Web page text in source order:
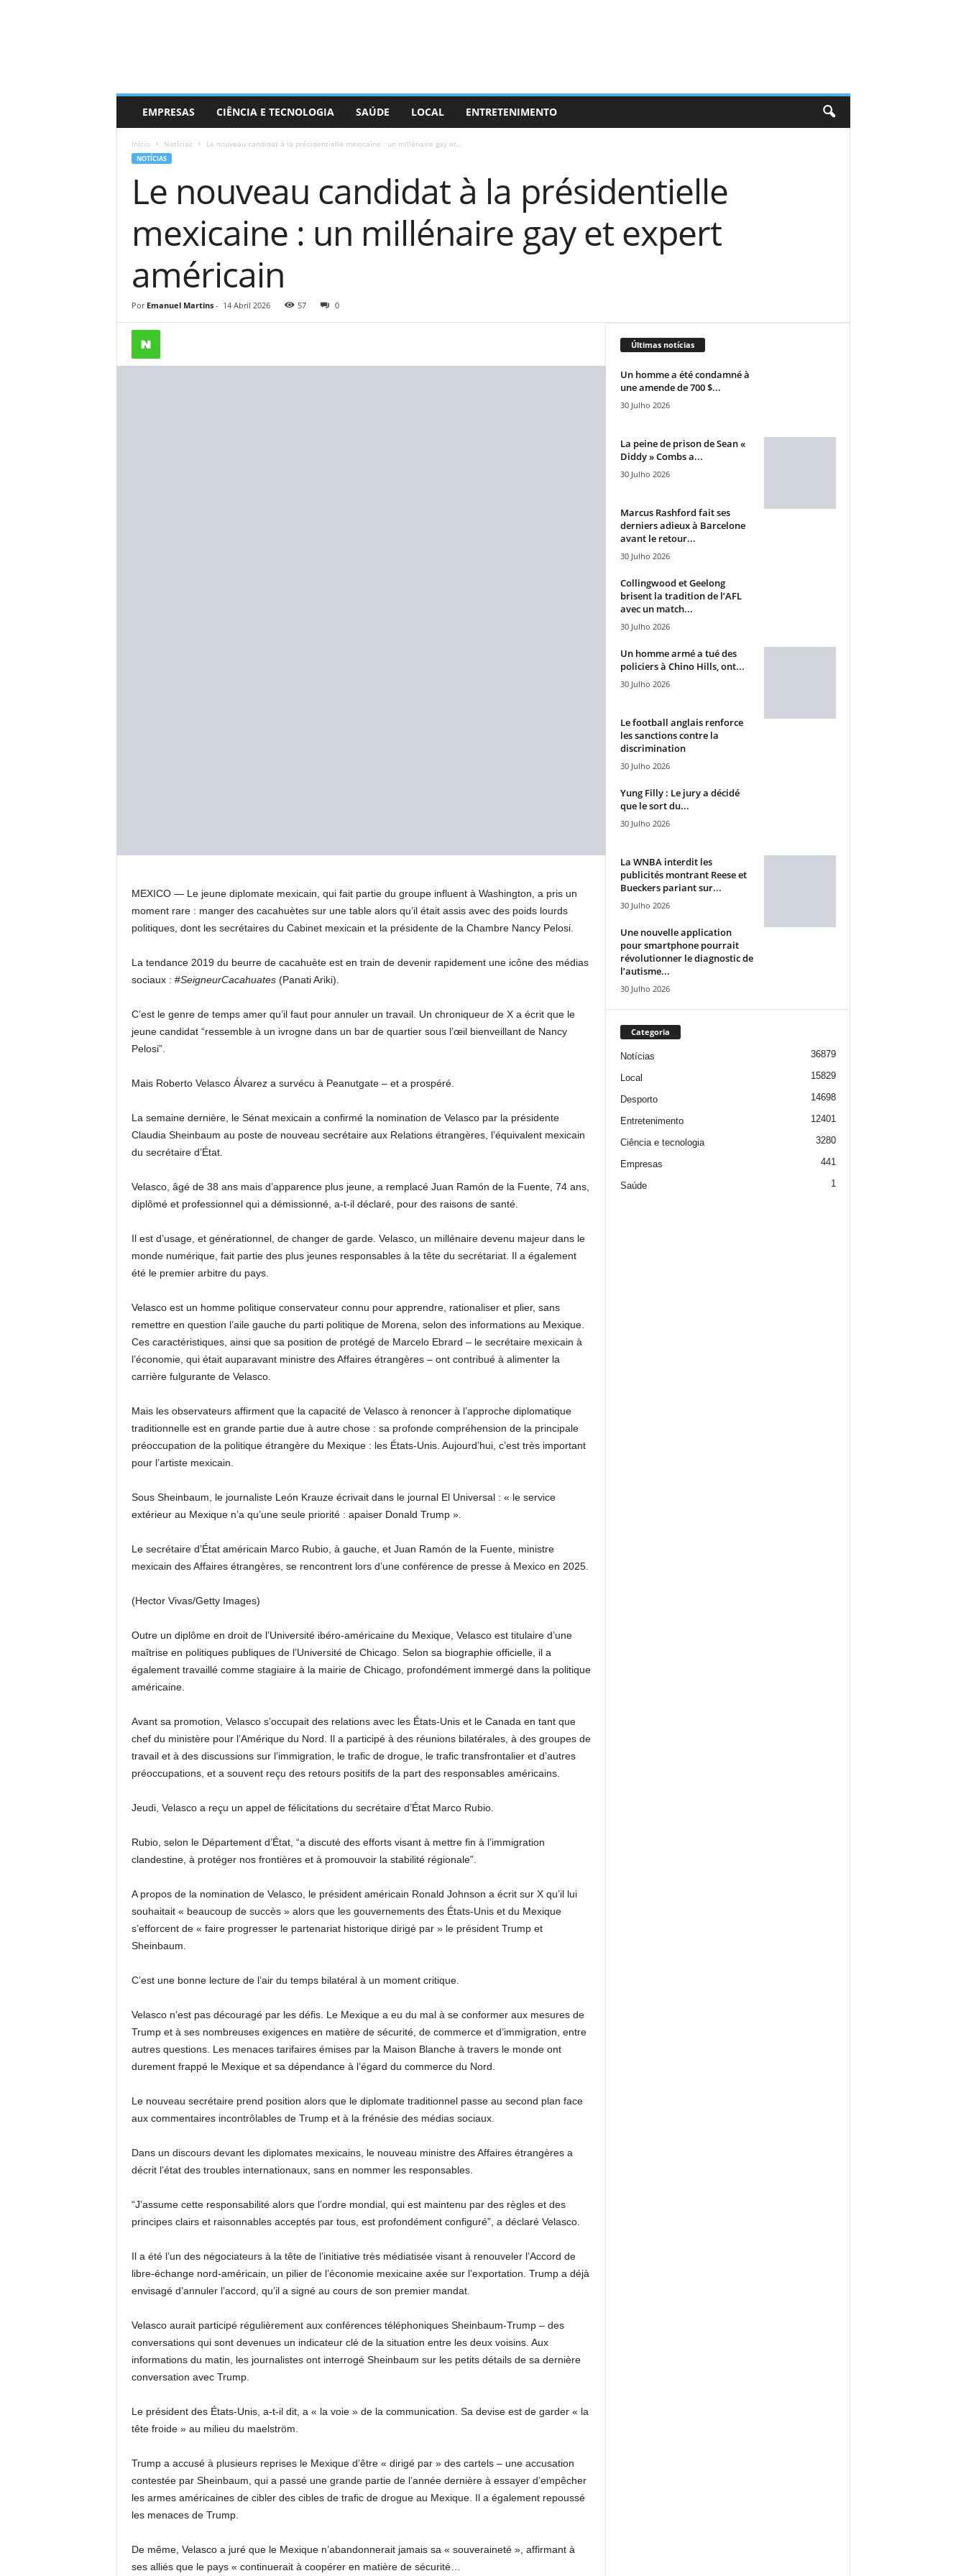
EMPRESAS CIÊNCIA E TECNOLOGIA SAÚDE LOCAL ENTRETENIMENTO
Início Notícias Le nouveau candidat à la présidentielle mexicaine : un millénaire gay et...
NOTÍCIAS
Le nouveau candidat à la présidentielle
mexicaine : un millénaire gay et expert
américain
Por Emanuel Martins- 14 Abril 2026 57 0
MEXICO — Le jeune diplomate mexicain, qui fait partie du groupe influent à Washington, a pris un
moment rare : manger des cacahuètes sur une table alors qu’il était assis avec des poids lourds
politiques, dont les secrétaires du Cabinet mexicain et la présidente de la Chambre Nancy Pelosi.
La tendance 2019 du beurre de cacahuète est en train de devenir rapidement une icône des médias
sociaux : #SeigneurCacahuates(Panati Ariki).
C’est le genre de temps amer qu’il faut pour annuler un travail. Un chroniqueur de X a écrit que le
jeune candidat “ressemble à un ivrogne dans un bar de quartier sous l’œil bienveillant de Nancy
Pelosi”.
Mais Roberto Velasco Álvarez a survécu à Peanutgate – et a prospéré.
La semaine dernière, le Sénat mexicain a confirmé la nomination de Velasco par la présidente
Claudia Sheinbaum au poste de nouveau secrétaire aux Relations étrangères, l’équivalent mexicain
du secrétaire d’État.
Velasco, âgé de 38 ans mais d’apparence plus jeune, a remplacé Juan Ramón de la Fuente, 74 ans,
diplômé et professionnel qui a démissionné, a-t-il déclaré, pour des raisons de santé.
Il est d’usage, et générationnel, de changer de garde. Velasco, un millénaire devenu majeur dans le
monde numérique, fait partie des plus jeunes responsables à la tête du secrétariat. Il a également
été le premier arbitre du pays.
Velasco est un homme politique conservateur connu pour apprendre, rationaliser et plier, sans
remettre en question l’aile gauche du parti politique de Morena, selon des informations au Mexique.
Ces caractéristiques, ainsi que sa position de protégé de Marcelo Ebrard – le secrétaire mexicain à
l’économie, qui était auparavant ministre des Affaires étrangères – ont contribué à alimenter la
carrière fulgurante de Velasco.
Mais les observateurs affirment que la capacité de Velasco à renoncer à l’approche diplomatique
traditionnelle est en grande partie due à autre chose : sa profonde compréhension de la principale
préoccupation de la politique étrangère du Mexique : les États-Unis. Aujourd’hui, c’est très important
pour l’artiste mexicain.
Sous Sheinbaum, le journaliste León Krauze écrivait dans le journal El Universal : « le service
extérieur au Mexique n’a qu’une seule priorité : apaiser Donald Trump ».
Le secrétaire d’État américain Marco Rubio, à gauche, et Juan Ramón de la Fuente, ministre
mexicain des Affaires étrangères, se rencontrent lors d’une conférence de presse à Mexico en 2025.
(Hector Vivas/Getty Images)
Outre un diplôme en droit de l’Université ibéro-américaine du Mexique, Velasco est titulaire d’une
maîtrise en politiques publiques de l’Université de Chicago. Selon sa biographie officielle, il a
également travaillé comme stagiaire à la mairie de Chicago, profondément immergé dans la politique
américaine.
Avant sa promotion, Velasco s’occupait des relations avec les États-Unis et le Canada en tant que
chef du ministère pour l’Amérique du Nord. Il a participé à des réunions bilatérales, à des groupes de
travail et à des discussions sur l’immigration, le trafic de drogue, le trafic transfrontalier et d’autres
préoccupations, et a souvent reçu des retours positifs de la part des responsables américains.
Jeudi, Velasco a reçu un appel de félicitations du secrétaire d’État Marco Rubio.
Rubio, selon le Département d’État, “a discuté des efforts visant à mettre fin à l’immigration
clandestine, à protéger nos frontières et à promouvoir la stabilité régionale”.
A propos de la nomination de Velasco, le président américain Ronald Johnson a écrit sur X qu’il lui
souhaitait « beaucoup de succès » alors que les gouvernements des États-Unis et du Mexique
s’efforcent de « faire progresser le partenariat historique dirigé par » le président Trump et
Sheinbaum.
C’est une bonne lecture de l’air du temps bilatéral à un moment critique.
Velasco n’est pas découragé par les défis. Le Mexique a eu du mal à se conformer aux mesures de
Trump et à ses nombreuses exigences en matière de sécurité, de commerce et d’immigration, entre
autres questions. Les menaces tarifaires émises par la Maison Blanche à travers le monde ont
durement frappé le Mexique et sa dépendance à l’égard du commerce du Nord.
Le nouveau secrétaire prend position alors que le diplomate traditionnel passe au second plan face
aux commentaires incontrôlables de Trump et à la frénésie des médias sociaux.
Dans un discours devant les diplomates mexicains, le nouveau ministre des Affaires étrangères a
décrit l’état des troubles internationaux, sans en nommer les responsables.
“J’assume cette responsabilité alors que l’ordre mondial, qui est maintenu par des règles et des
principes clairs et raisonnables acceptés par tous, est profondément configuré”, a déclaré Velasco.
Il a été l’un des négociateurs à la tête de l’initiative très médiatisée visant à renouveler l’Accord de
libre-échange nord-américain, un pilier de l’économie mexicaine axée sur l’exportation. Trump a déjà
envisagé d’annuler l’accord, qu’il a signé au cours de son premier mandat.
Velasco aurait participé régulièrement aux conférences téléphoniques Sheinbaum-Trump – des
conversations qui sont devenues un indicateur clé de la situation entre les deux voisins. Aux
informations du matin, les journalistes ont interrogé Sheinbaum sur les petits détails de sa dernière
conversation avec Trump.
Le président des États-Unis, a-t-il dit, a « la voie » de la communication. Sa devise est de garder « la
tête froide » au milieu du maelström.
Trump a accusé à plusieurs reprises le Mexique d’être « dirigé par » des cartels – une accusation
contestée par Sheinbaum, qui a passé une grande partie de l’année dernière à essayer d’empêcher
les armes américaines de cibler des cibles de trafic de drogue au Mexique. Il a également repoussé
les menaces de Trump.
De même, Velasco a juré que le Mexique n’abandonnerait jamais sa « souveraineté », affirmant à
ses alliés que le pays « continuerait à coopérer en matière de sécurité…
Últimas notícias
Un homme a été condamné à
une amende de 700 $...
30 Julho 2026
La peine de prison de Sean «
Diddy » Combs a...
30 Julho 2026
Marcus Rashford fait ses
derniers adieux à Barcelone
avant le retour...
30 Julho 2026
Collingwood et Geelong
brisent la tradition de l’AFL
avec un match...
30 Julho 2026
Un homme armé a tué des
policiers à Chino Hills, ont...
30 Julho 2026
Le football anglais renforce
les sanctions contre la
discrimination
30 Julho 2026
Yung Filly : Le jury a décidé
que le sort du...
30 Julho 2026
La WNBA interdit les
publicités montrant Reese et
Bueckers pariant sur...
30 Julho 2026
Une nouvelle application
pour smartphone pourrait
révolutionner le diagnostic de
l’autisme...
30 Julho 2026
Categoria
Notícias 36879
Local 15829
Desporto 14698
Entretenimento 12401
Ciência e tecnologia 3280
Empresas 441
Saúde 1